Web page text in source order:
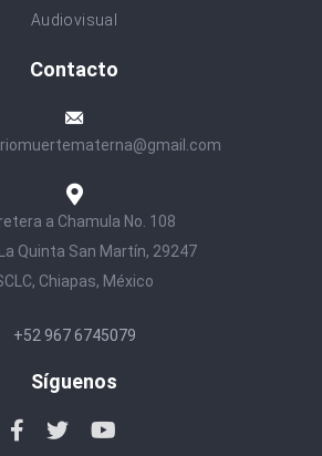
Audiovisual
Contacto
a Chamula No. 108
Quinta San Martín, 29247
Chiapas, México
+52 967 6745079
Síguenos